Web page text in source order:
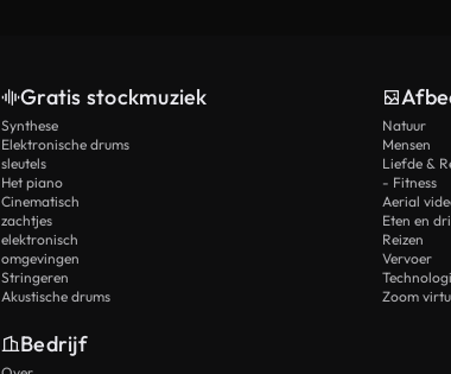
Gratis stockmuziek
Synthese
Elektronische drums
sleutels
Het piano
Cinematisch
zachtjes
elektronisch
omgevingen
Stringeren
Akustische drums
Natuur
Mensen
Liefde &
- Fitness
Aerial
Eten en
Reizen
Vervoer
Zoom
Bedrijf